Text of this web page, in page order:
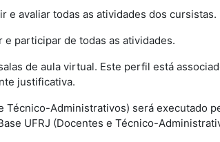
e avaliar todas as atividades dos cursistas.
e participar de todas as atividades.
de aula virtual. Este perfil está
justificativa.
Administrativos) será executado
UFRJ (Docentes e Técnico-